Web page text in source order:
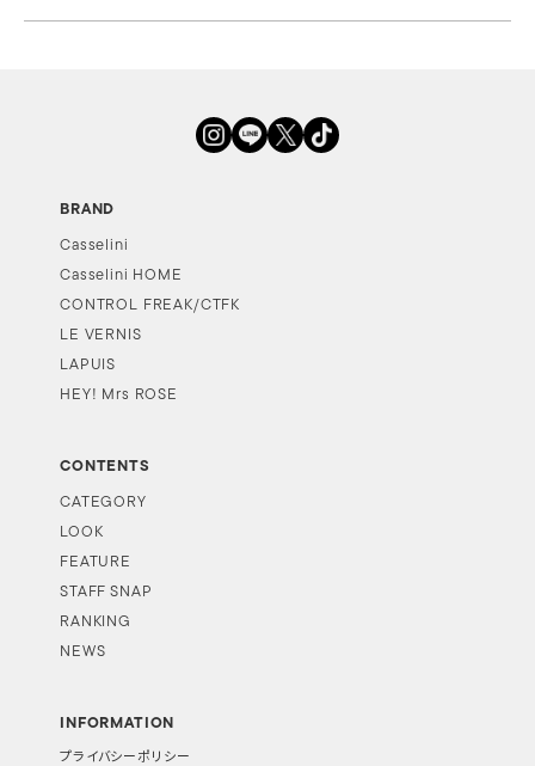
BRAND
Casselini
Casselini HOME
CONTROL FREAK/CTFK
LE VERNIS
LAPUIS
HEY! Mrs ROSE
CONTENTS
CATEGORY
LOOK
FEATURE
STAFF SNAP
RANKING
NEWS
INFORMATION
プライバシーポリシー